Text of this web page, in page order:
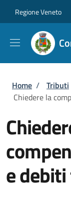
Regione Veneto
Briciole
Home / Tributi
Chiedere la
e